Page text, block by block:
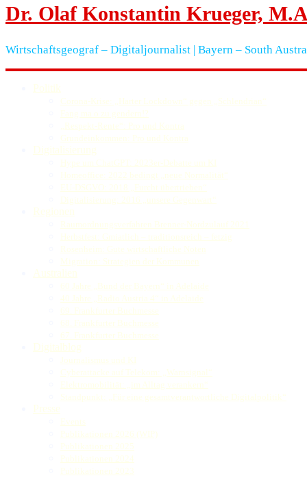
Dr. Olaf Konstantin Krueger,
Wirtschaftsgeograf – Digitaljournalist | Bayern – South
Politik
Corona-Krise: „Harter Lockdown“ gegen „Schlendrian“
Fang ma o zu gendern!?
„Respekt-Rente“: Pro und Kontra
Grundeinkommen: Pro und Kontra
Digitalisierung
Hype um ChatGPT: 2023er-Debatte um KI
Homeoffice: 2022 bedingt „neue Normalität“
EU-DSGVO: 2018 „Furcht übertrieben“
Digitalisierung: 2016 „unsere Gegenwart“
Regionen
Raumordnungsverfahren Brenner-Nordzulauf 2021
Herbstfest: Gmiatlich – traditionsreich – fetzig
Rosenheim: Gute wirtschaftliche Noten
Migration: Strategien der Kommunen
Australien
60 Jahre „Bund der Bayern“ in Adelaide
40 Jahre „Radio Austria 4“ in Adelaide
69. Frankfurter Buchmesse
68. Frankfurter Buchmesse
67. Frankfurter Buchmesse
Digitalblog
Journalismus und KI
Cyberattacke auf Telekom: „Warnsignal“
Elektromobilität: „im Alltag verankern“
Standpunkt: „Für eine gesamtverantwortliche Digitalpolitik“
Presse
Events
Publikationen 2026 (WIP)
Publikationen 2025
Publikationen 2024
Publikationen 2023